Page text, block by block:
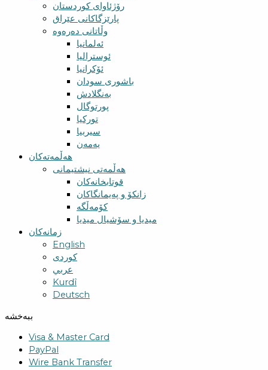
رۆژئاوای کوردستان
پارێزگاکانی عێراق
وڵاتانی دەرەوە
ئەلمانیا
ئوسترالیا
ئۆکرانیا
باشوری سودان
بەنگلادش
پورتوگال
تورکیا
سیربیا
یەمەن
هەڵمەتەکان
هەڵمەتی نیشتیمانی
قوتابخانەکان
زانکۆ و پەیمانگاکان
کۆمەڵگە
میدیا و سۆشیال میدیا
زمانەکان
English
کوردی
عربي
Kurdî
Deutsch
ببەخشە
Visa & Master Card
PayPal
Wire Bank Transfer